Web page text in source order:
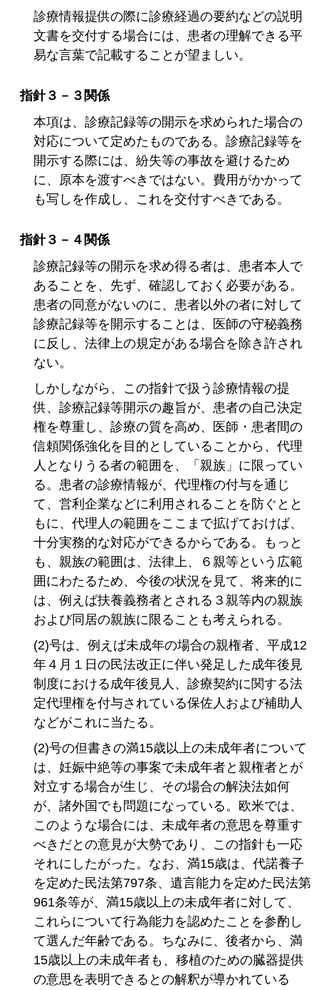
診療情報提供の際に診療経過の要約などの説明
文書を交付する場合には、患者の理解できる平
易な言葉で記載することが望ましい。
指針３－３関係
本項は、診療記録等の開示を求められた場合の
対応について定めたものである。診療記録等を
開示する際には、紛失等の事故を避けるため
に、原本を渡すべきではない。費用がかかって
も写しを作成し、これを交付すべきである。
指針３－４関係
診療記録等の開示を求め得る者は、患者本人で
あることを、先ず、確認しておく必要がある。
患者の同意がないのに、患者以外の者に対して
診療記録等を開示することは、医師の守秘義務
に反し、法律上の規定がある場合を除き許され
ない。
しかしながら、この指針で扱う診療情報の提
供、診療記録等開示の趣旨が、患者の自己決定
権を尊重し、診療の質を高め、医師・患者間の
信頼関係強化を目的としていることから、代理
人となりうる者の範囲を、「親族」に限ってい
る。患者の診療情報が、代理権の付与を通じ
て、営利企業などに利用されることを防ぐとと
もに、代理人の範囲をここまで拡げておけば、
十分実務的な対応ができるからである。もっと
も、親族の範囲は、法律上、６親等という広範
囲にわたるため、今後の状況を見て、将来的に
は、例えば扶養義務者とされる３親等内の親族
および同居の親族に限ることも考えられる。
(2)号は、例えば未成年の場合の親権者、平成12
年４月１日の民法改正に伴い発足した成年後見
制度における成年後見人、診療契約に関する法
定代理権を付与されている保佐人および補助人
などがこれに当たる。
(2)号の但書きの満15歳以上の未成年者について
は、妊娠中絶等の事案で未成年者と親権者とが
対立する場合が生じ、その場合の解決法如何
が、諸外国でも問題になっている。欧米では、
このような場合には、未成年者の意思を尊重す
べきだとの意見が大勢であり、この指針も一応
それにしたがった。なお、満15歳は、代諾養子
を定めた民法第797条、遺言能力を定めた民法第
961条等が、満15歳以上の未成年者に対して、
これらについて行為能力を認めたことを参酌し
て選んだ年齢である。ちなみに、後者から、満
15歳以上の未成年者も、移植のための臓器提供
の意思を表明できるとの解釈が導かれている